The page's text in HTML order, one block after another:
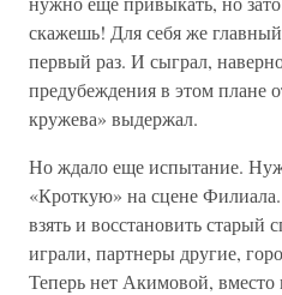
скажешь! Для себя же
первый раз. И сыграл,
предубеждения в этом плане
кружева» выдержал.
Но ждало еще испытание.
«Кроткую» на сцене
взять и восстановить старый
играли, партнеры другие,
Теперь нет Акимовой,